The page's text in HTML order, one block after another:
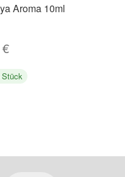
Aroma 10ml
€
Stück